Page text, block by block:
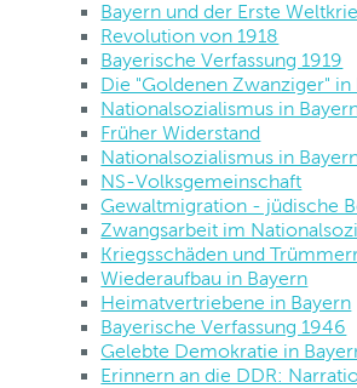
Bayern und der Erste
Revolution von 1918
Bayerische Verfassung 1919
Die "Goldenen Zwanziger" in
Nationalsozialismus in
Früher Widerstand
Nationalsozialismus in
NS-Volksgemeinschaft
Gewaltmigration - jüdische
Zwangsarbeit im
Kriegsschäden und
Wiederaufbau in Bayern
Heimatvertriebene in Bayern
Bayerische Verfassung 1946
Gelebte Demokratie in
Erinnern an die DDR: